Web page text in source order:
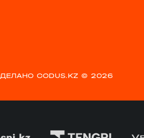
CODUS.KZ © 2026